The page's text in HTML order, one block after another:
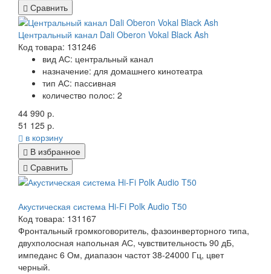
Сравнить
Центральный канал Dali Oberon Vokal Black Ash
Код товара: 131246
вид АС: центральный канал
назначение: для домашнего кинотеатра
тип АС: пассивная
количество полос: 2
44 990 р.
51 125 р.
в корзину
В избранное
Сравнить
Акустическая система Hi-Fi Polk Audio T50
Код товара: 131167
Фронтальный громкоговоритель, фазоинверторного типа,
двухполосная напольная АС, чувствительность 90 дБ,
импеданс 6 Ом, диапазон частот 38-24000 Гц, цвет
черный.